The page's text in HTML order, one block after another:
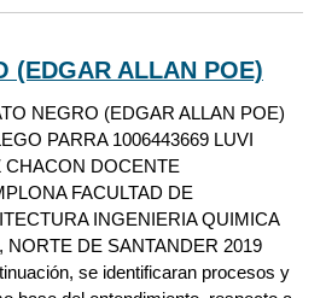
(EDGAR ALLAN POE)
NEGRO (EDGAR ALLAN POE)
PARRA 1006443669 LUVI
DOCENTE
FACULTAD DE
INGENIERIA QUIMICA
DE SANTANDER 2019
se identificaran procesos y